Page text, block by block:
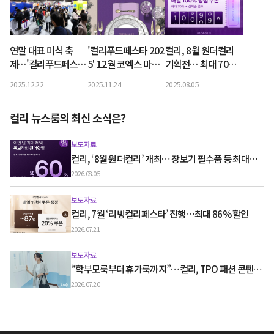
연말 대표 미식 축
제…'컬리푸드페스타
2025.12.22
'컬리푸드페스타 202
5' 12월 코엑스 마곡
대 25% 할인
2025.11.24
컬리, 8월 원더컬리
기획전… 최대 70%
2025.08.05
컬리 뉴스룸의 최신 소식은?
보도자료
컬리, ‘8월 원더컬리’ 개최… 장보기 필수품 등 최대
60% 할인
2026.08.05
보도자료
컬리, 7월 ‘리빙컬리페스타’ 진행…최대 86% 할인
2026.07.21
보도자료
“학부모룩부터 휴가룩까지”…컬리, TPO 패션 콘텐츠
‘스타일노트’ 흥행
2026.07.20